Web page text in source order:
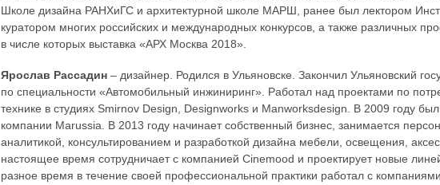
Школе дизайна РАНХиГС и архитектурной школе МАРШ, ранее был лектором
куратором многих российских и международных конкурсов, а также различных
в числе которых выставка «АРХ Москва 2018».
Ярослав Рассадин – дизайнер. Родился в Ульяновске. Закончил Ульяновский
по специальности «Автомобильный инжиниринг». Работал над проектами по
технике в студиях Smirnov Design, Designworks и Manworksdesign. В 2009 году
компании Marussia. В 2013 году начинает собственный бизнес, занимается
аналитикой, консультированием и разработкой дизайна мебели, освещения,
настоящее время сотрудничает с компанией Cinemood и проектирует новые
разное время в течение своей профессиональной практики работал с